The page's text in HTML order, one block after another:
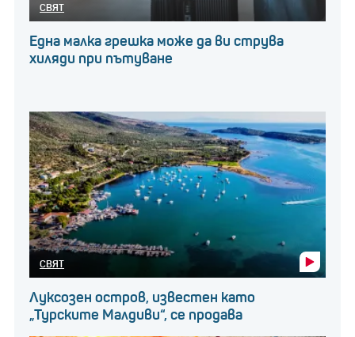
СВЯТ
Една малка грешка може да ви струва
хиляди при пътуване
СВЯТ
Луксозен остров, известен като
„Турските Малдиви“, се продава